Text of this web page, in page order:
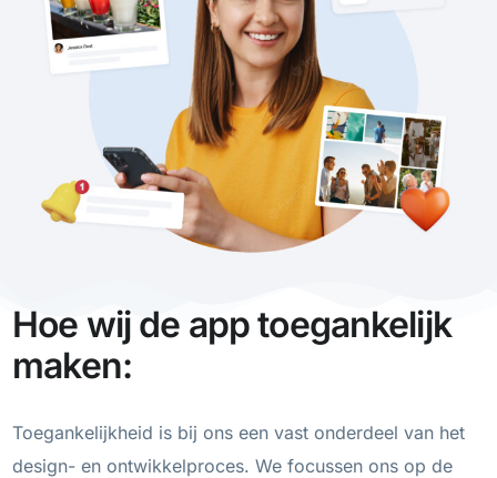
Hoe wij de app toegankelijk
maken:
Toegankelijkheid is bij ons een vast onderdeel van het
design- en ontwikkelproces. We focussen ons op de